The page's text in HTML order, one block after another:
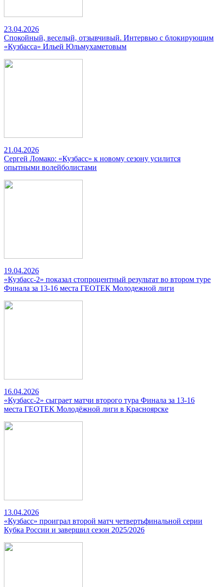
23.04.2026
Спокойный, веселый, отзывчивый. Интервью с блокирующим
«Кузбасса» Ильей Юльмухаметовым
21.04.2026
Сергей Ломако: «Кузбасс» к новому сезону усилится
опытными волейболистами
19.04.2026
«Кузбасс-2» показал стопроцентный результат во втором туре
Финала за 13-16 места ГЕОТЕК Молодежной лиги
16.04.2026
«Кузбасс-2» сыграет матчи второго тура Финала за 13-16
места ГЕОТЕК Молодёжной лиги в Красноярске
13.04.2026
«Кузбасс» проиграл второй матч четвертьфинальной серии
Кубка России и завершил сезон 2025/2026